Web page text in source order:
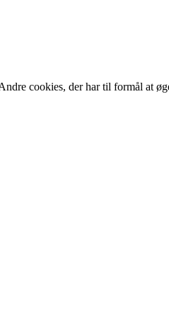
cookies, der har til formål at